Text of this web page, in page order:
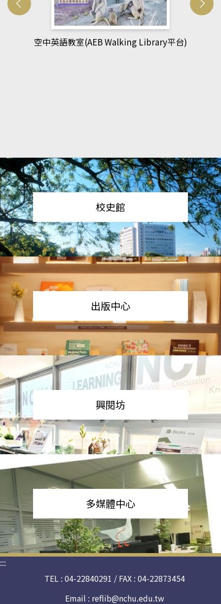
網管人(kono平台)
校史館
出版中心
興閱坊
多媒體中心
:::
TEL : 04-22840291 / FAX : 04-22873454
Email : reflib@nchu.edu.tw